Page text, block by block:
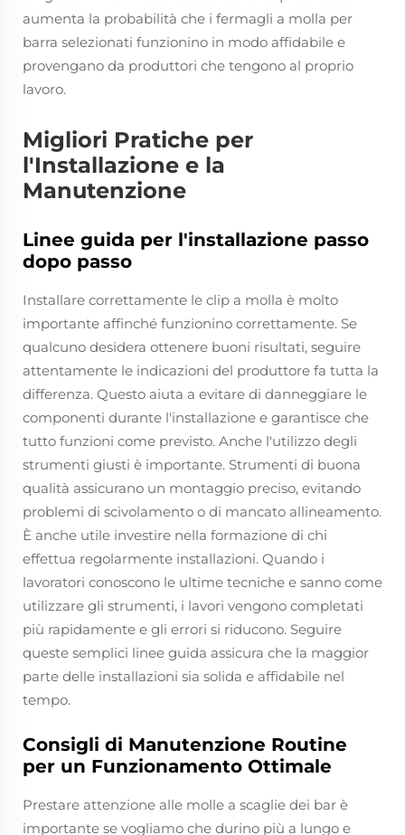
aumenta la probabilità che i fermagli a molla per
barra selezionati funzionino in modo affidabile e
provengano da produttori che tengono al proprio
lavoro.
Migliori Pratiche per
l'Installazione e la
Manutenzione
Linee guida per l'installazione passo
dopo passo
Installare correttamente le clip a molla è molto
importante affinché funzionino correttamente. Se
qualcuno desidera ottenere buoni risultati, seguire
attentamente le indicazioni del produttore fa tutta la
differenza. Questo aiuta a evitare di danneggiare le
componenti durante l'installazione e garantisce che
tutto funzioni come previsto. Anche l'utilizzo degli
strumenti giusti è importante. Strumenti di buona
qualità assicurano un montaggio preciso, evitando
problemi di scivolamento o di mancato allineamento.
È anche utile investire nella formazione di chi
effettua regolarmente installazioni. Quando i
lavoratori conoscono le ultime tecniche e sanno come
utilizzare gli strumenti, i lavori vengono completati
più rapidamente e gli errori si riducono. Seguire
queste semplici linee guida assicura che la maggior
parte delle installazioni sia solida e affidabile nel
tempo.
Consigli di Manutenzione Routine
per un Funzionamento Ottimale
Prestare attenzione alle molle a scaglie dei bar è
importante se vogliamo che durino più a lungo e